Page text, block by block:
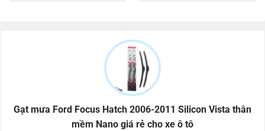
– Thậm chí, một số trong những tình huống vì cần gạt nước không
còn cung ứng đc điều kiện hơi hậu và yêu cầu tài xế của người lái xe
ƯU ĐIỂM CỦA GẠT MƯA FORD FOCUS HATCH
2006-2011
Gạt mưa Ford Focus Hatch 2006-2011 Silicon Vista thân
mềm Nano giá rẻ cho xe ô tô